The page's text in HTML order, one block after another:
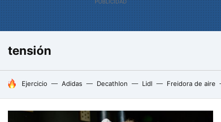
tensión
HOY SE HABLA DE
Ejercicio Adidas Decathlon Lidl Freidora de aire